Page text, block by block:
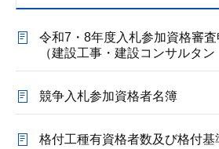
令和7・8年度入札参加資格審
（建設工事・建設コンサルタン
競争入札参加資格者名簿
格付工種有資格者数及び格付基